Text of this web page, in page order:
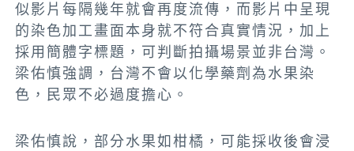
似影片每隔幾年就會再度流傳，而影片中呈現
的染色加工畫面本身就不符合真實情況，加上
採用簡體字標題，可判斷拍攝場景並非台灣。
梁佑慎強調，台灣不會以化學藥劑為水果染
色，民眾不必過度擔心。
梁佑慎說，部分水果如柑橘，可能採收後會浸